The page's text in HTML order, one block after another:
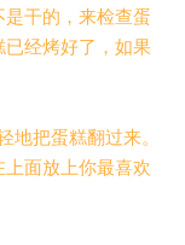
干的，来检查蛋
经烤好了，如果
把蛋糕翻过来。
面放上你最喜欢